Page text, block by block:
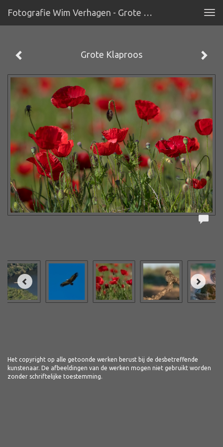
Fotografie Wim Verhagen - Grote Klaproos
Grote Klaproos
Het copyright op alle getoonde werken berust bij de desbetreffende
kunstenaar. De afbeeldingen van de werken mogen niet gebruikt worden
zonder schriftelijke toestemming.